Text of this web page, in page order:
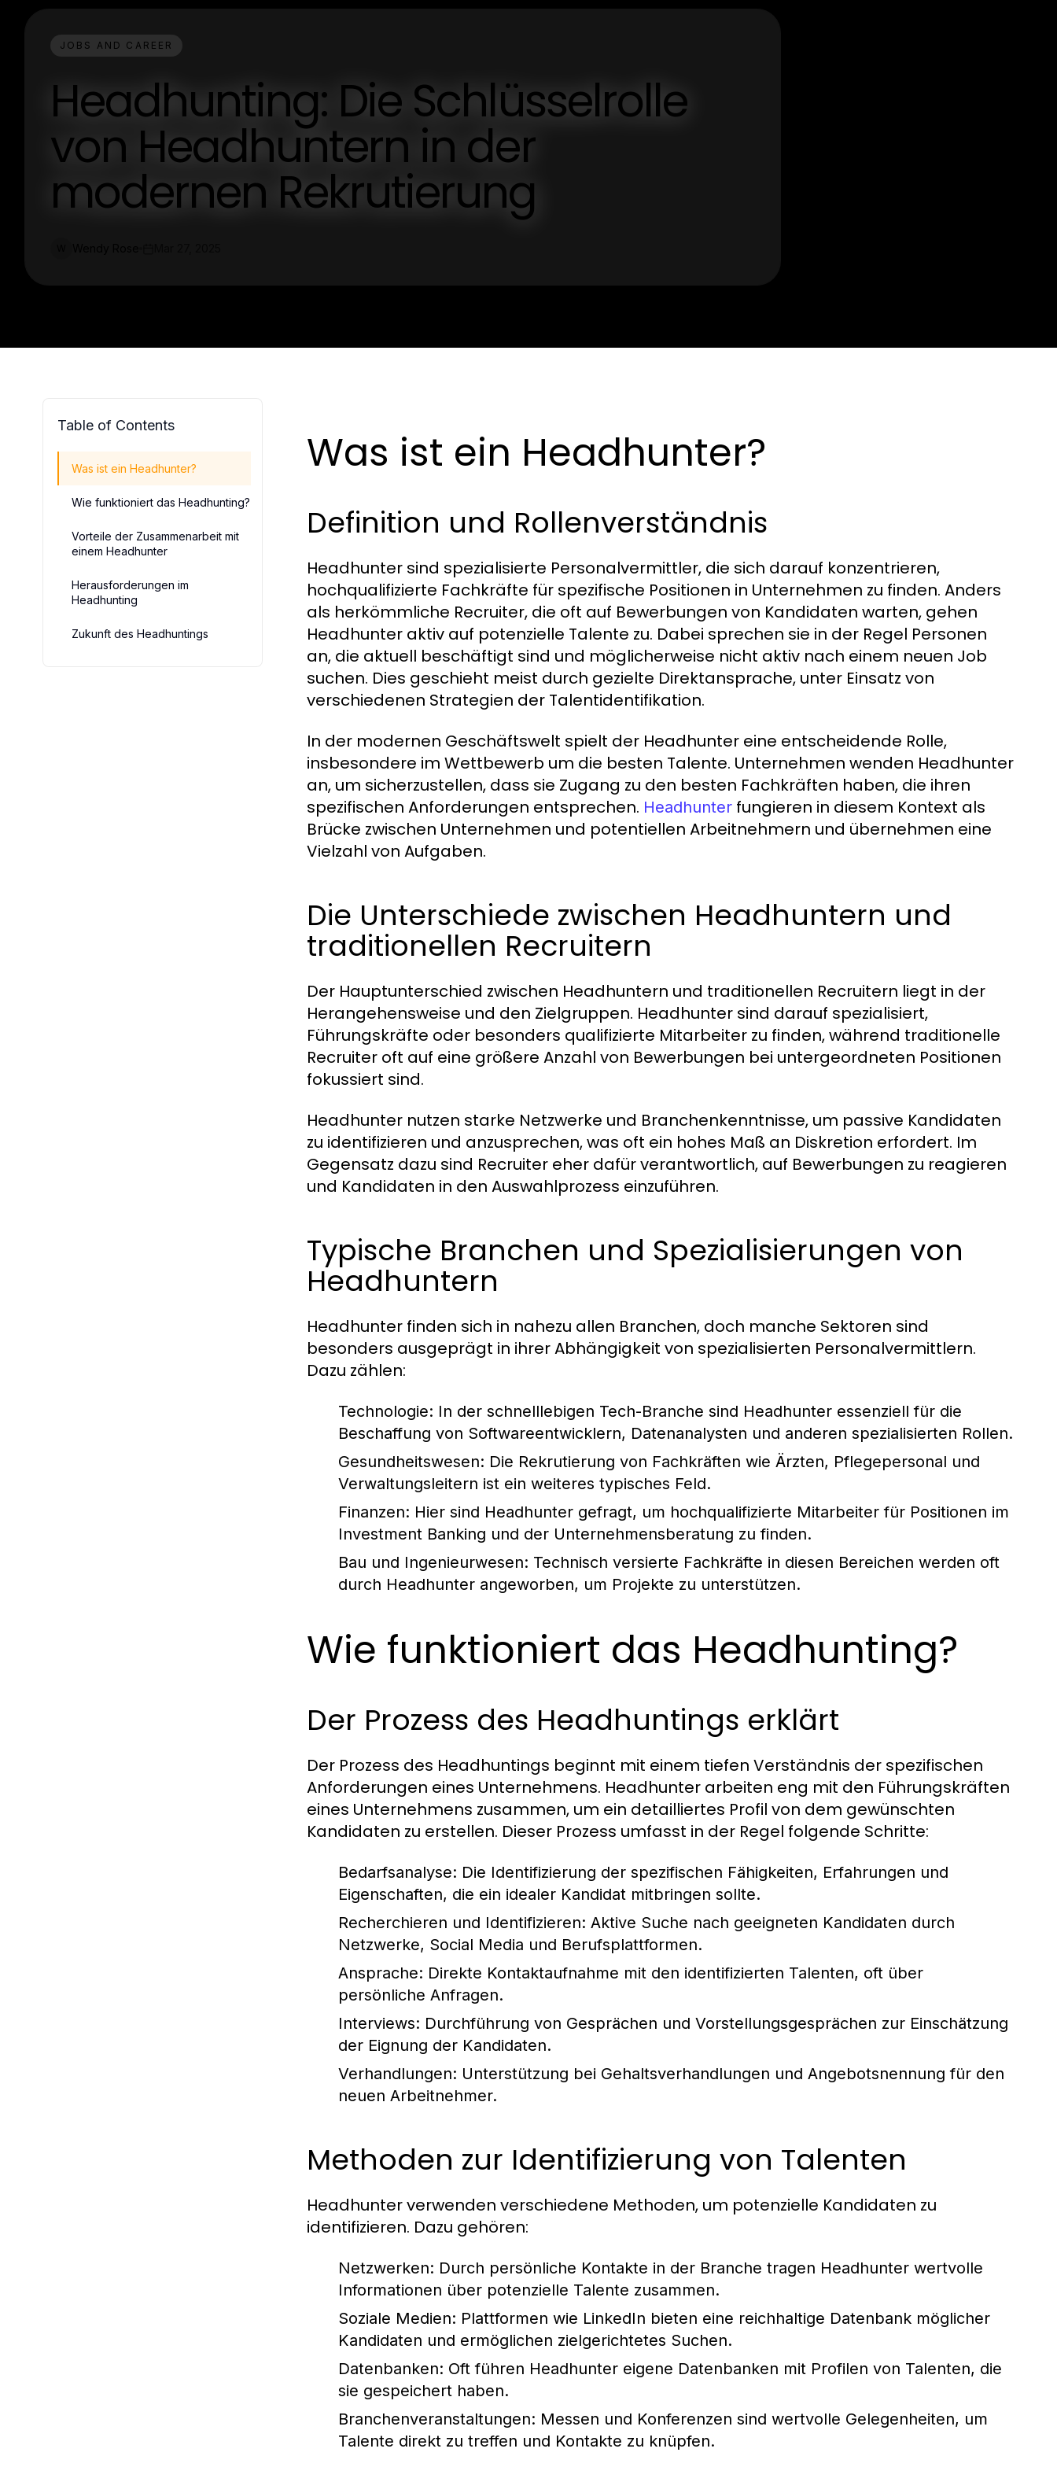
JOBS AND CAREER
Headhunting: Die Schlüsselrolle
von Headhuntern in der
modernen Rekrutierung
Table of Contents
Was ist ein Headhunter?
Wie funktioniert das Headhunting?
Vorteile der Zusammenarbeit mit
einem Headhunter
Herausforderungen im
Headhunting
Zukunft des Headhuntings
Was ist ein Headhunter?
Definition und Rollenverständnis
Headhunter sind spezialisierte Personalvermittler, die sich darauf konzentrieren,
hochqualifizierte Fachkräfte für spezifische Positionen in Unternehmen zu finden. Anders
als herkömmliche Recruiter, die oft auf Bewerbungen von Kandidaten warten, gehen
Headhunter aktiv auf potenzielle Talente zu. Dabei sprechen sie in der Regel Personen
an, die aktuell beschäftigt sind und möglicherweise nicht aktiv nach einem neuen Job
suchen. Dies geschieht meist durch gezielte Direktansprache, unter Einsatz von
verschiedenen Strategien der Talentidentifikation.
In der modernen Geschäftswelt spielt der Headhunter eine entscheidende Rolle,
insbesondere im Wettbewerb um die besten Talente. Unternehmen wenden Headhunter
an, um sicherzustellen, dass sie Zugang zu den besten Fachkräften haben, die ihren
spezifischen Anforderungen entsprechen. Headhunter fungieren in diesem Kontext als
Brücke zwischen Unternehmen und potentiellen Arbeitnehmern und übernehmen eine
Vielzahl von Aufgaben.
Die Unterschiede zwischen Headhuntern und
traditionellen Recruitern
Der Hauptunterschied zwischen Headhuntern und traditionellen Recruitern liegt in der
Herangehensweise und den Zielgruppen. Headhunter sind darauf spezialisiert,
Führungskräfte oder besonders qualifizierte Mitarbeiter zu finden, während traditionelle
Recruiter oft auf eine größere Anzahl von Bewerbungen bei untergeordneten Positionen
fokussiert sind.
Headhunter nutzen starke Netzwerke und Branchenkenntnisse, um passive Kandidaten
zu identifizieren und anzusprechen, was oft ein hohes Maß an Diskretion erfordert. Im
Gegensatz dazu sind Recruiter eher dafür verantwortlich, auf Bewerbungen zu reagieren
und Kandidaten in den Auswahlprozess einzuführen.
Typische Branchen und Spezialisierungen von
Headhuntern
Headhunter finden sich in nahezu allen Branchen, doch manche Sektoren sind
besonders ausgeprägt in ihrer Abhängigkeit von spezialisierten Personalvermittlern.
Dazu zählen:
Technologie: In der schnelllebigen Tech-Branche sind Headhunter essenziell für die
Beschaffung von Softwareentwicklern, Datenanalysten und anderen spezialisierten Rollen.
Gesundheitswesen: Die Rekrutierung von Fachkräften wie Ärzten, Pflegepersonal und
Verwaltungsleitern ist ein weiteres typisches Feld.
Finanzen: Hier sind Headhunter gefragt, um hochqualifizierte Mitarbeiter für Positionen im
Investment Banking und der Unternehmensberatung zu finden.
Bau und Ingenieurwesen: Technisch versierte Fachkräfte in diesen Bereichen werden oft
durch Headhunter angeworben, um Projekte zu unterstützen.
Wie funktioniert das Headhunting?
Der Prozess des Headhuntings erklärt
Der Prozess des Headhuntings beginnt mit einem tiefen Verständnis der spezifischen
Anforderungen eines Unternehmens. Headhunter arbeiten eng mit den Führungskräften
eines Unternehmens zusammen, um ein detailliertes Profil von dem gewünschten
Kandidaten zu erstellen. Dieser Prozess umfasst in der Regel folgende Schritte:
Bedarfsanalyse: Die Identifizierung der spezifischen Fähigkeiten, Erfahrungen und
Eigenschaften, die ein idealer Kandidat mitbringen sollte.
Recherchieren und Identifizieren: Aktive Suche nach geeigneten Kandidaten durch
Netzwerke, Social Media und Berufsplattformen.
Ansprache: Direkte Kontaktaufnahme mit den identifizierten Talenten, oft über
persönliche Anfragen.
Interviews: Durchführung von Gesprächen und Vorstellungsgesprächen zur Einschätzung
der Eignung der Kandidaten.
Verhandlungen: Unterstützung bei Gehaltsverhandlungen und Angebotsnennung für den
neuen Arbeitnehmer.
Methoden zur Identifizierung von Talenten
Headhunter verwenden verschiedene Methoden, um potenzielle Kandidaten zu
identifizieren. Dazu gehören:
Netzwerken: Durch persönliche Kontakte in der Branche tragen Headhunter wertvolle
Informationen über potenzielle Talente zusammen.
Soziale Medien: Plattformen wie LinkedIn bieten eine reichhaltige Datenbank möglicher
Kandidaten und ermöglichen zielgerichtetes Suchen.
Datenbanken: Oft führen Headhunter eigene Datenbanken mit Profilen von Talenten, die
sie gespeichert haben.
Branchenveranstaltungen: Messen und Konferenzen sind wertvolle Gelegenheiten, um
Talente direkt zu treffen und Kontakte zu knüpfen.